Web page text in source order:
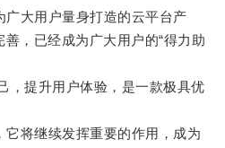
大用户量身打造的云平台产
，已经成为广大用户的“得力助
提升用户体验，是一款极具优
将继续发挥重要的作用，成为